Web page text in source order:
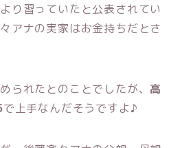
り習っていたと公表されてい
アナの実家はお金持ちだとさ
られたとのことでしたが、 高
で上手なんだそうですよ♪